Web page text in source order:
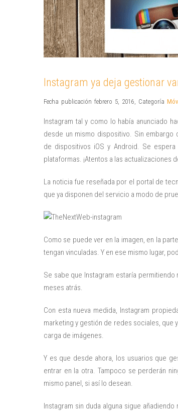
Instagram ya deja gestionar
Fecha publicación febrero 5, 2016, Categoría
Instagram tal y como lo había anunciado
desde un mismo dispositivo. Sin
de dispositivos iOS y Android. Se
plataformas. ¡Atentos a las actualizaciones
La noticia fue reseñada por el portal de
que ya disponen del servicio a modo de
Como se puede ver en la imagen, en la
tengan vinculadas. Y en ese mismo lugar,
Se sabe que Instagram estaría
meses atrás.
Con esta nueva medida, Instagram
marketing y gestión de redes sociales, que
carga de imágenes.
Y es que desde ahora, los usuarios que
entrar en la otra. Tampoco se perderán
mismo panel, si así lo desean.
Instagram sin duda alguna sigue